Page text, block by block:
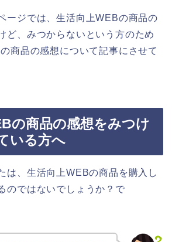
ージでは、生活向上WEBの商品の
ど、みつからないという方のため
商品の感想について記事にさせて
の商品の感想をみつけ
いる方へ
は、生活向上WEBの商品を購入し
のではないでしょうか？で